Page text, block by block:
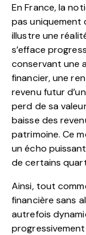
En France, la
pas uniquement
illustre une
s’efface
conservant une
financier, une
revenu futur
perd de sa
baisse des
patrimoine. Ce
un écho
de certains
Ainsi, tout
financière sans
autrefois